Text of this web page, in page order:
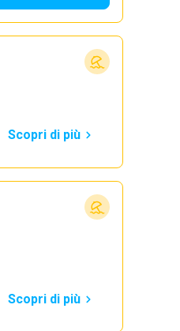
Scopri di più
Scopri di più